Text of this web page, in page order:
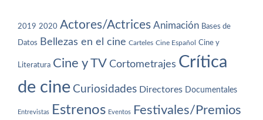
2019 2020 Actores/Actrices Animación Bases de
Datos Bellezas en el cine Carteles Cine Español Cine y
Literatura Cine y TV Cortometrajes Crítica
de cine Curiosidades Directores Documentales
Entrevistas Estrenos Eventos Festivales/Premios